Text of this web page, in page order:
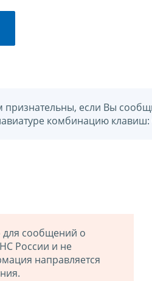
признательны, если Вы
комбинацию
сообщений о
России и не
направляется